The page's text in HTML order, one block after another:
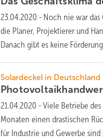
23.04.2020 - Noch nie war das
die Planer, Projektierer und
Danach gibt es keine Förderung
Solardeckel in Deutschland
21.04.2020 - Viele Betriebe
Monaten einen drastischen
für Industrie und Gewerbe